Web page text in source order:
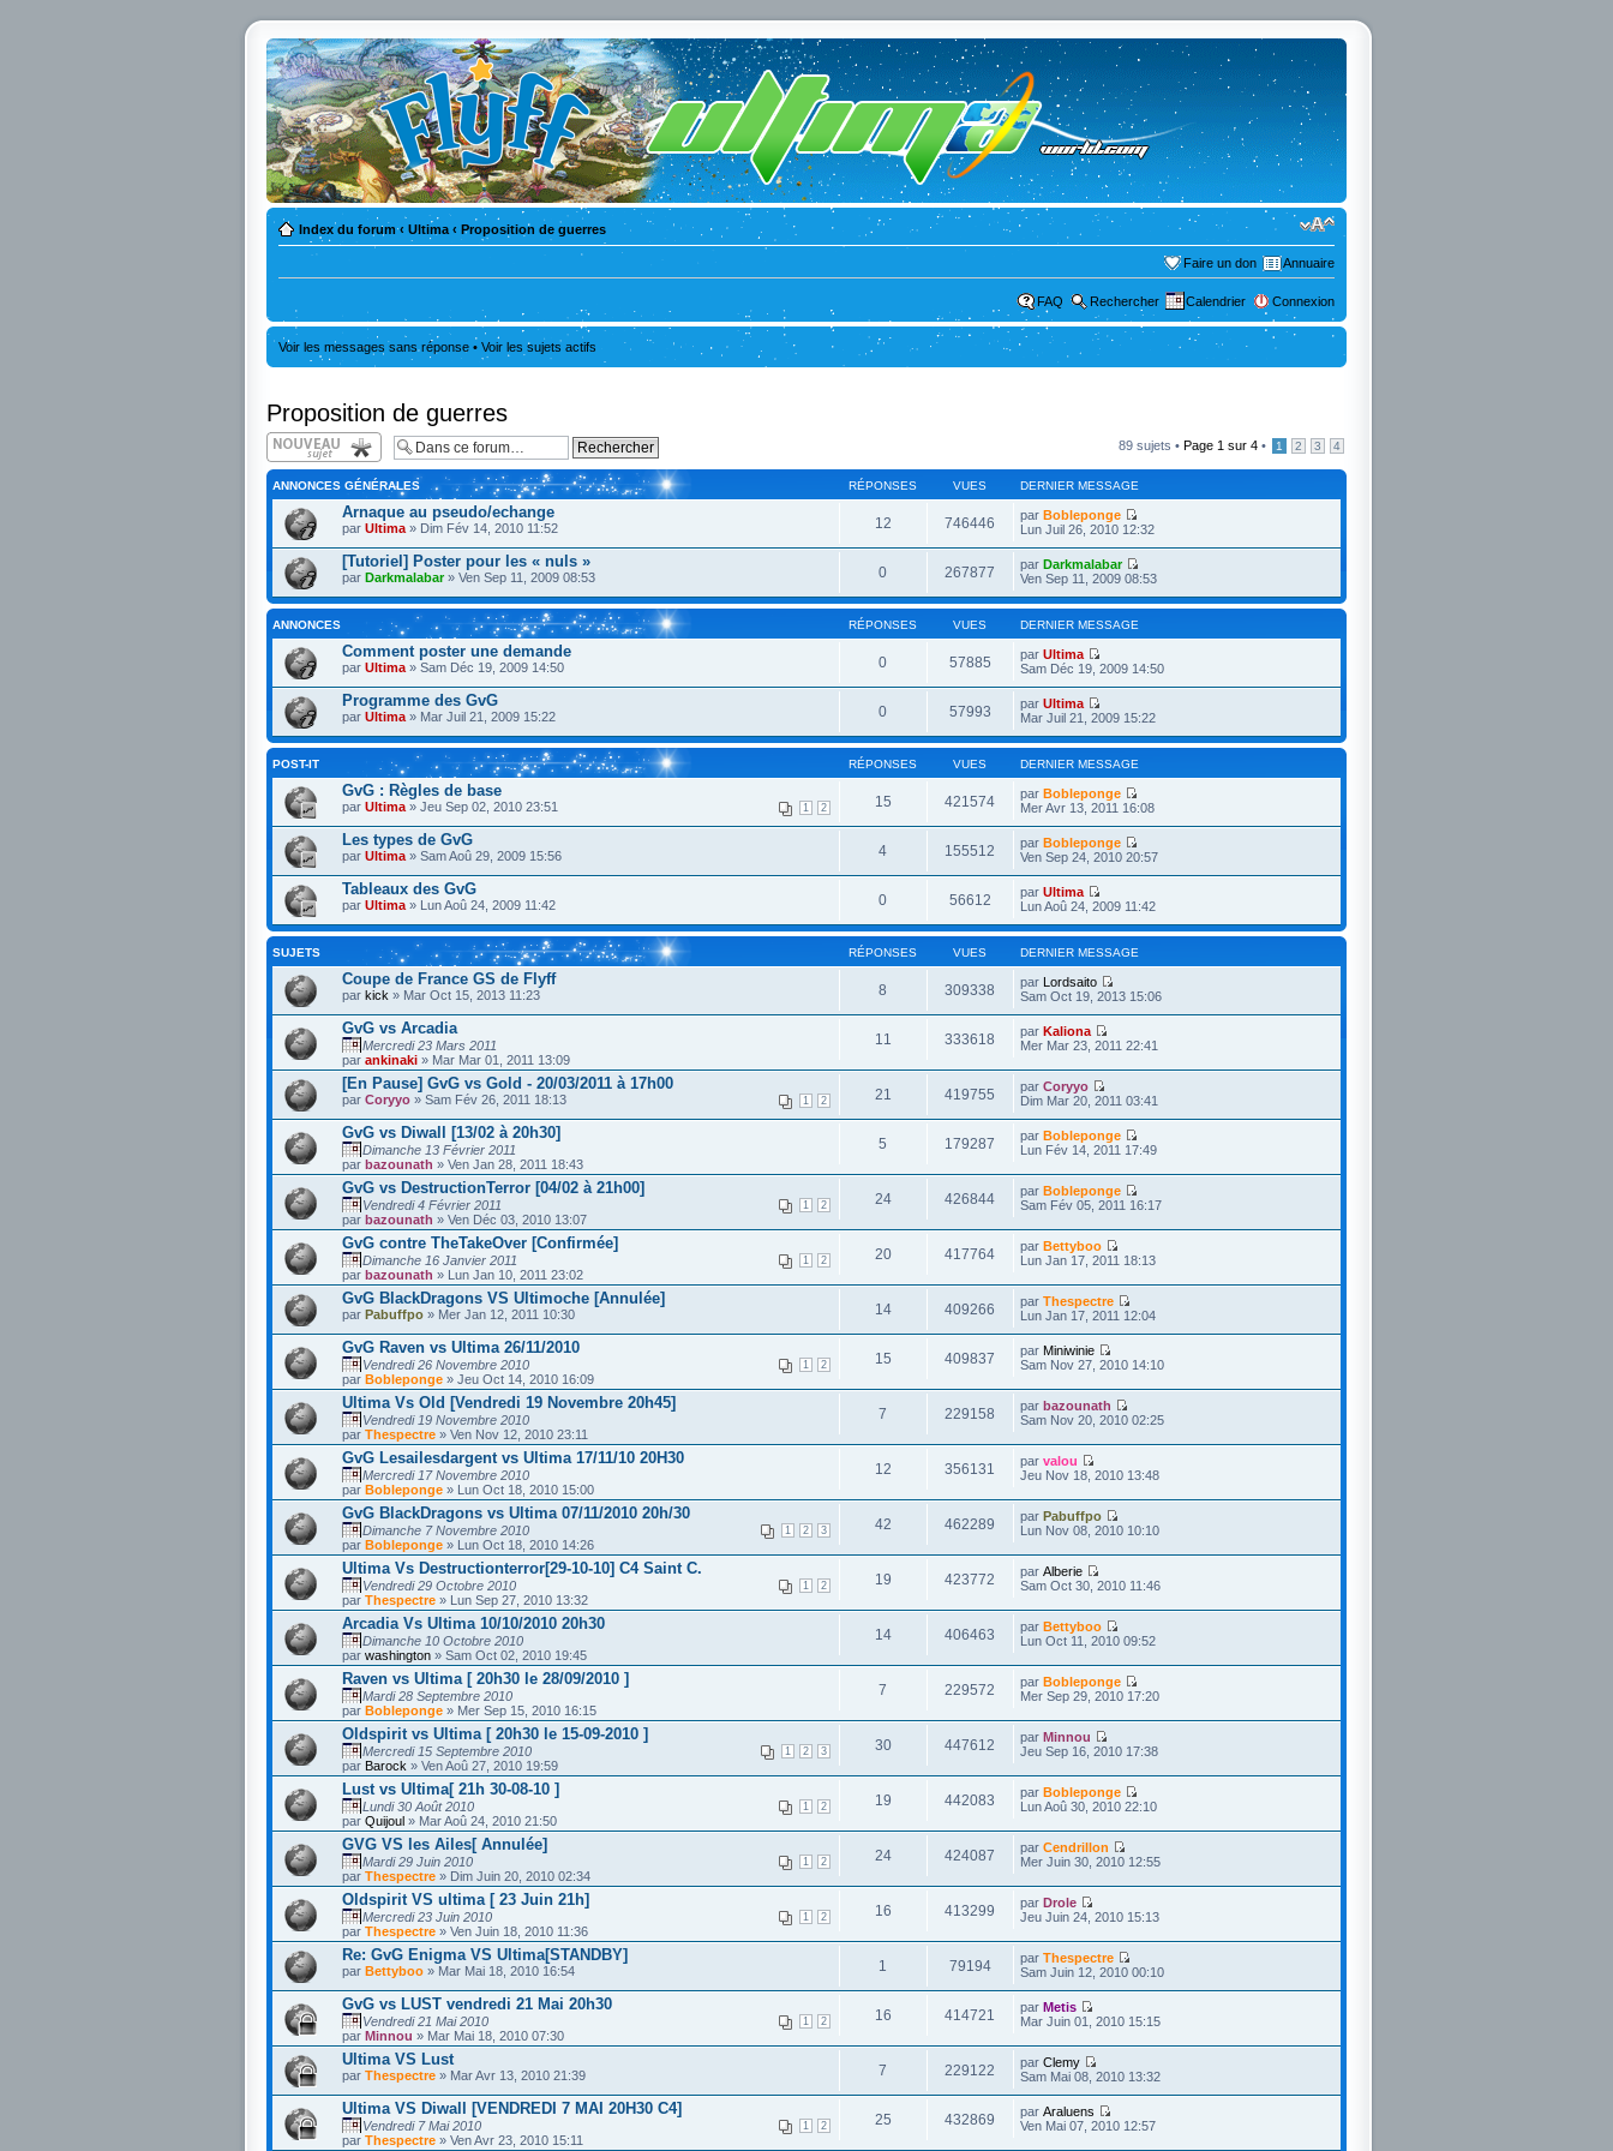
Index du forum ‹ Ultima ‹ Proposition de guerres
Faire un don Annuaire
FAQ Rechercher Calendrier Connexion
Voir les messages sans réponse • Voir les sujets actifs
Proposition de guerres
Écrire un nouveau
sujet
89 sujets • Page 1 sur 4 • 1 2 3 4
ANNONCES GÉNÉRALES RÉPONSES VUES DERNIER MESSAGE
Arnaque au pseudo/echange
par Ultima » Dim Fév 14, 2010 11:52 12 746446 par Bobleponge
Lun Juil 26, 2010 12:32
[Tutoriel] Poster pour les « nuls »
par Darkmalabar» Ven Sep 11, 2009 08:53 0 267877 par Darkmalabar
Ven Sep 11, 2009 08:53
ANNONCES RÉPONSES VUES DERNIER MESSAGE
Comment poster une demande
par Ultima » Sam Déc 19, 2009 14:50 0 57885 par Ultima
Sam Déc 19, 2009 14:50
Programme des GvG
par Ultima » Mar Juil 21, 2009 15:22 0 57993 par Ultima
Mar Juil 21, 2009 15:22
POST-IT RÉPONSES VUES DERNIER MESSAGE
GvG : Règles de base
1 2
par Ultima » Jeu Sep 02, 2010 23:51 15 421574 par Bobleponge
Mer Avr 13, 2011 16:08
Les types de GvG
par Ultima » Sam Aoû 29, 2009 15:56 4 155512 par Bobleponge
Ven Sep 24, 2010 20:57
Tableaux des GvG
par Ultima » Lun Aoû 24, 2009 11:42 0 56612 par Ultima
Lun Aoû 24, 2009 11:42
SUJETS RÉPONSES VUES DERNIER MESSAGE
Coupe de France GS de Flyff
par kick » Mar Oct 15, 2013 11:23 8 309338 par Lordsaito
Sam Oct 19, 2013 15:06
GvG vs Arcadia
Mercredi 23 Mars 2011
par ankinaki » Mar Mar 01, 2011 13:09
11 333618 par Kaliona
Mer Mar 23, 2011 22:41
[En Pause] GvG vs Gold - 20/03/2011 à 17h00
1 2
par Coryyo » Sam Fév 26, 2011 18:13 21 419755 par Coryyo
Dim Mar 20, 2011 03:41
GvG vs Diwall [13/02 à 20h30]
Dimanche 13 Février 2011
par bazounath » Ven Jan 28, 2011 18:43
5 179287 par Bobleponge
Lun Fév 14, 2011 17:49
GvG vs DestructionTerror [04/02 à 21h00]
1 2
Vendredi 4 Février 2011
par bazounath » Ven Déc 03, 2010 13:07
24 426844 par Bobleponge
Sam Fév 05, 2011 16:17
GvG contre TheTakeOver [Confirmée]
1 2
Dimanche 16 Janvier 2011
par bazounath » Lun Jan 10, 2011 23:02
20 417764 par Bettyboo
Lun Jan 17, 2011 18:13
GvG BlackDragons VS Ultimoche [Annulée]
par Pabuffpo » Mer Jan 12, 2011 10:30 14 409266 par Thespectre
Lun Jan 17, 2011 12:04
GvG Raven vs Ultima 26/11/2010
1 2
Vendredi 26 Novembre 2010
par Bobleponge » Jeu Oct 14, 2010 16:09
15 409837 par Miniwinie
Sam Nov 27, 2010 14:10
Ultima Vs Old [Vendredi 19 Novembre 20h45]
Vendredi 19 Novembre 2010
par Thespectre » Ven Nov 12, 2010 23:11
7 229158 par bazounath
Sam Nov 20, 2010 02:25
GvG Lesailesdargent vs Ultima 17/11/10 20H30
Mercredi 17 Novembre 2010
par Bobleponge » Lun Oct 18, 2010 15:00
12 356131 par valou
Jeu Nov 18, 2010 13:48
GvG BlackDragons vs Ultima 07/11/2010 20h/30
1 2 3
Dimanche 7 Novembre 2010
par Bobleponge » Lun Oct 18, 2010 14:26
42 462289 par Pabuffpo
Lun Nov 08, 2010 10:10
Ultima Vs Destructionterror[29-10-10] C4 Saint C.
1 2
Vendredi 29 Octobre 2010
par Thespectre » Lun Sep 27, 2010 13:32
19 423772 par Alberie
Sam Oct 30, 2010 11:46
Arcadia Vs Ultima 10/10/2010 20h30
Dimanche 10 Octobre 2010
par washington » Sam Oct 02, 2010 19:45
14 406463 par Bettyboo
Lun Oct 11, 2010 09:52
Raven vs Ultima [ 20h30 le 28/09/2010 ]
Mardi 28 Septembre 2010
par Bobleponge » Mer Sep 15, 2010 16:15
7 229572 par Bobleponge
Mer Sep 29, 2010 17:20
Oldspirit vs Ultima [ 20h30 le 15-09-2010 ]
1 2 3
Mercredi 15 Septembre 2010
par Barock » Ven Aoû 27, 2010 19:59
30 447612 par Minnou
Jeu Sep 16, 2010 17:38
Lust vs Ultima[ 21h 30-08-10 ]
1 2
Lundi 30 Août 2010
par Quijoul » Mar Aoû 24, 2010 21:50
19 442083 par Bobleponge
Lun Aoû 30, 2010 22:10
GVG VS les Ailes[ Annulée]
1 2
Mardi 29 Juin 2010
par Thespectre » Dim Juin 20, 2010 02:34
24 424087 par Cendrillon
Mer Juin 30, 2010 12:55
Oldspirit VS ultima [ 23 Juin 21h]
1 2
Mercredi 23 Juin 2010
par Thespectre » Ven Juin 18, 2010 11:36
16 413299 par Drole
Jeu Juin 24, 2010 15:13
Re: GvG Enigma VS Ultima[STANDBY]
par Bettyboo » Mar Mai 18, 2010 16:54 1 79194 par Thespectre
Sam Juin 12, 2010 00:10
GvG vs LUST vendredi 21 Mai 20h30
1 2
Vendredi 21 Mai 2010
par Minnou » Mar Mai 18, 2010 07:30
16 414721 par Metis
Mar Juin 01, 2010 15:15
Ultima VS Lust
par Thespectre » Mar Avr 13, 2010 21:39 7 229122 par Clemy
Sam Mai 08, 2010 13:32
Ultima VS Diwall [VENDREDI 7 MAI 20H30 C4]
1 2
Vendredi 7 Mai 2010
par Thespectre » Ven Avr 23, 2010 15:11
25 432869 par Araluens
Ven Mai 07, 2010 12:57